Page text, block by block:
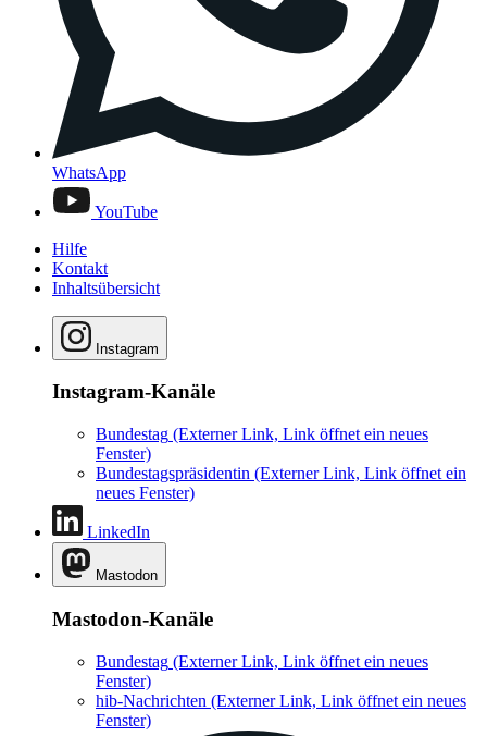
WhatsApp
YouTube
Hilfe
Kontakt
Inhaltsübersicht
Instagram
Instagram-Kanäle
Bundestag (Externer Link, Link öffnet ein neues
Fenster)
Bundestagspräsidentin (Externer Link, Link öffnet ein
neues Fenster)
LinkedIn
Mastodon
Mastodon-Kanäle
Bundestag (Externer Link, Link öffnet ein neues
Fenster)
hib-Nachrichten (Externer Link, Link öffnet ein neues
Fenster)